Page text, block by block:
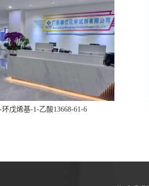
环戊烯基-1-乙酸13668-61-6